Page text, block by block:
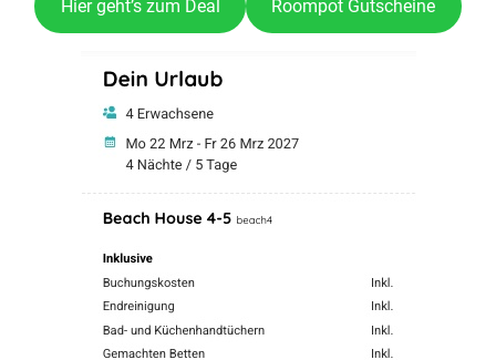
Hier geht’s zum Deal Roompot Gutscheine